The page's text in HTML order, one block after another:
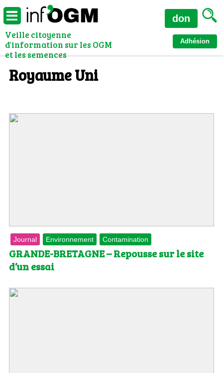
Veille citoyenne
d'information sur les OGM
et les semences
Adhésion
don
Royaume Uni
Journal Environnement Contamination
GRANDE-BRETAGNE – Repousse sur le site
d’un essai